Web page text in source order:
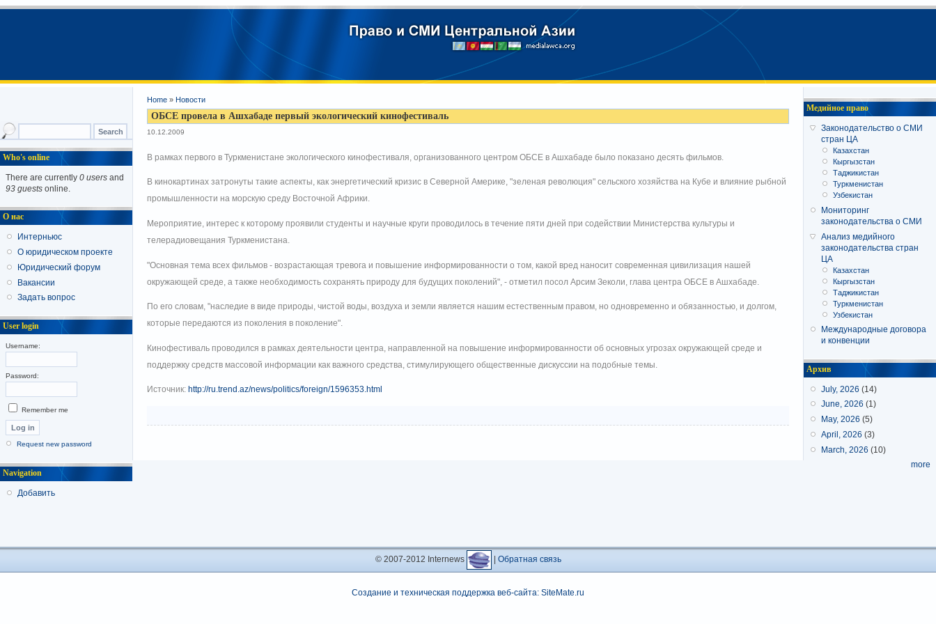
Home » Новости
ОБСЕ провела в Ашхабаде первый экологический кинофестиваль
10.12.2009
В рамках первого в Туркменистане экологического кинофестиваля, организованного центром ОБСЕ в Ашхабаде было показано десять фильмов.
В кинокартинах затронуты такие аспекты, как энергетический кризис в Северной Америке, "зеленая революция" сельского хозяйства на Кубе и влияние рыбной
промышленности на морскую среду Восточной Африки.
Мероприятие, интерес к которому проявили студенты и научные круги проводилось в течение пяти дней при содействии Министерства культуры и
телерадиовещания Туркменистана.
"Основная тема всех фильмов - возрастающая тревога и повышение информированности о том, какой вред наносит современная цивилизация нашей
окружающей среде, а также необходимость сохранять природу для будущих поколений", - отметил посол Арсим Зеколи, глава центра ОБСЕ в Ашхабаде.
По его словам, "наследие в виде природы, чистой воды, воздуха и земли является нашим естественным правом, но одновременно и обязанностью, и долгом,
которые передаются из поколения в поколение".
Кинофестиваль проводился в рамках деятельности центра, направленной на повышение информированности об основных угрозах окружающей среде и
поддержку средств массовой информации как важного средства, стимулирующего общественные дискуссии на подобные темы.
Источник: http://ru.trend.az/news/politics/foreign/1596353.html
Who's online
There are currently 0 users and
93 guests online.
О нас
Интерньюс
О юридическом проекте
Юридический форум
Вакансии
Задать вопрос
User login
Username:
Password:
Remember me
Request new password
Navigation
Добавить
Медийное право
Законодательство о СМИ
стран ЦА
Казахстан
Кыргызстан
Таджикистан
Туркменистан
Узбекистан
Мониторинг
законодательства о СМИ
Анализ медийного
законодательства стран
ЦА
Казахстан
Кыргызстан
Таджикистан
Туркменистан
Узбекистан
Международные договора
и конвенции
Архив
July, 2026 (14)
June, 2026 (1)
May, 2026 (5)
April, 2026 (3)
March, 2026 (10)
more
© 2007-2012 Internews Обратная связь
Создание и техническая поддержка веб-сайта: SiteMate.ru